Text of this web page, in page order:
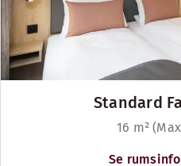
Standard
16 m²
Se
Visa mer
Sängalternativ
Två separata enkelsängar
Queen size-säng (160 cm)